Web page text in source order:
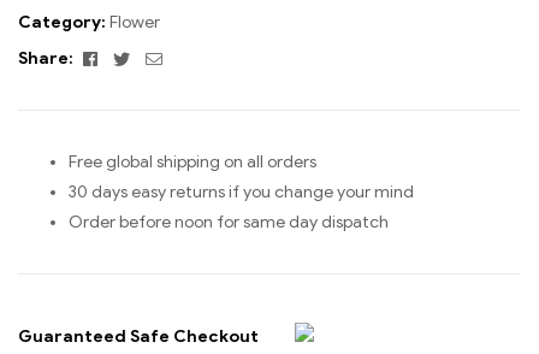
Category: Flower
Share:
Facebook
TwitterEmail
Free global shipping on all orders
30 days easy returns if you change your mind
Order before noon for same day dispatch
Guaranteed Safe Checkout